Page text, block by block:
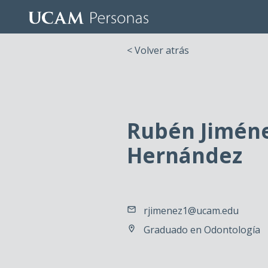
< Volver atrás
Rubén
Hernández
rjimenez1@ucam.edu
Graduado en Odontología